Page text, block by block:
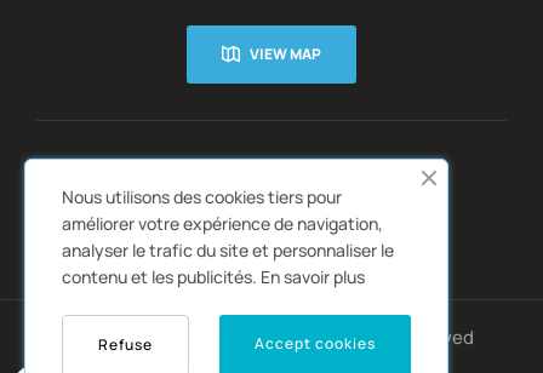
VIEW MAP
QUICK LINKS  CATALOGS 
Copyright © 2022 Autozpro. All rights reserved
Nous utilisons des cookies tiers pour
améliorer votre expérience de navigation,
analyser le trafic du site et personnaliser le
contenu et les publicités. En savoir plus
Accept cookies
Refuse